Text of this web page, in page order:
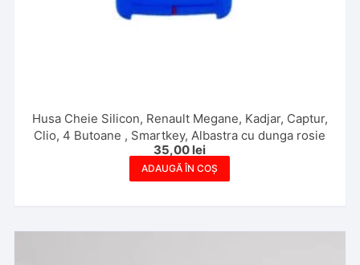
Husa Cheie Silicon, Renault Megane, Kadjar, Captur,
Clio, 4 Butoane , Smartkey, Albastra cu dunga rosie
35,00 lei
ADAUGĂ ÎN COȘ